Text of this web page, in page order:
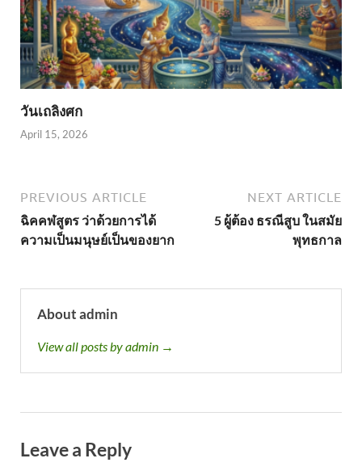
วันเถลิงศก
April 15, 2026
PREVIOUS ARTICLE
ฉิคคฬสูตร ว่าด้วยการได้
ความเป็นมนุษย์เป็นของยาก
NEXT ARTICLE
5 ผู้ต้อง ธรณีสูบ ในสมัย
พุทธกาล
About admin
View all posts by admin →
Leave a Reply